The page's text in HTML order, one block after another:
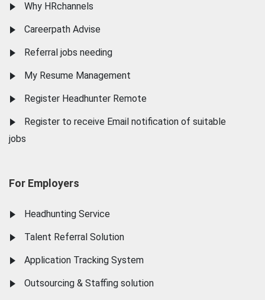
Why HRchannels
Careerpath Advise
Referral jobs needing
My Resume Management
Register Headhunter Remote
Register to receive Email notification of suitable
jobs
For Employers
Headhunting Service
Talent Referral Solution
Application Tracking System
Outsourcing & Staffing solution